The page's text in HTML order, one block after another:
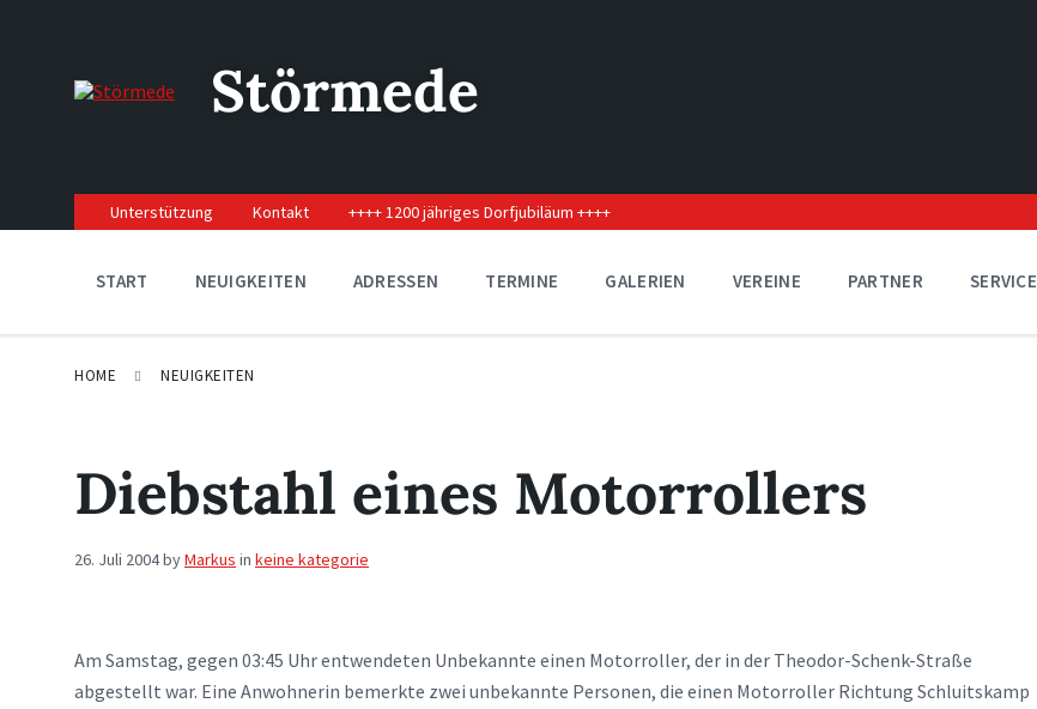
navigation
Störmede
Unterstützung Kontakt ++++ 1200 jähriges Dorfjubiläum ++++
START NEUIGKEITEN ADRESSEN TERMINE GALERIEN VEREINE PARTNER SERVICE
HOME NEUIGKEITEN
Diebstahl eines Motorrollers
26. Juli 2004byMarkus in keine kategorie
Am Samstag, gegen 03:45 Uhr entwendeten Unbekannte einen Motorroller, der in der Theodor-Schenk-Straße
abgestellt war. Eine Anwohnerin bemerkte zwei unbekannte Personen, die einen Motorroller Richtung Schluitskamp